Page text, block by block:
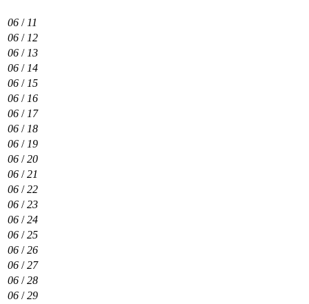
06 / 11
06 / 12
06 / 13
06 / 14
06 / 15
06 / 16
06 / 17
06 / 18
06 / 19
06 /20
06 /21
06 /22
06 /23
06 /24
06 /25
06 /26
06 /27
06 /28
06 /29